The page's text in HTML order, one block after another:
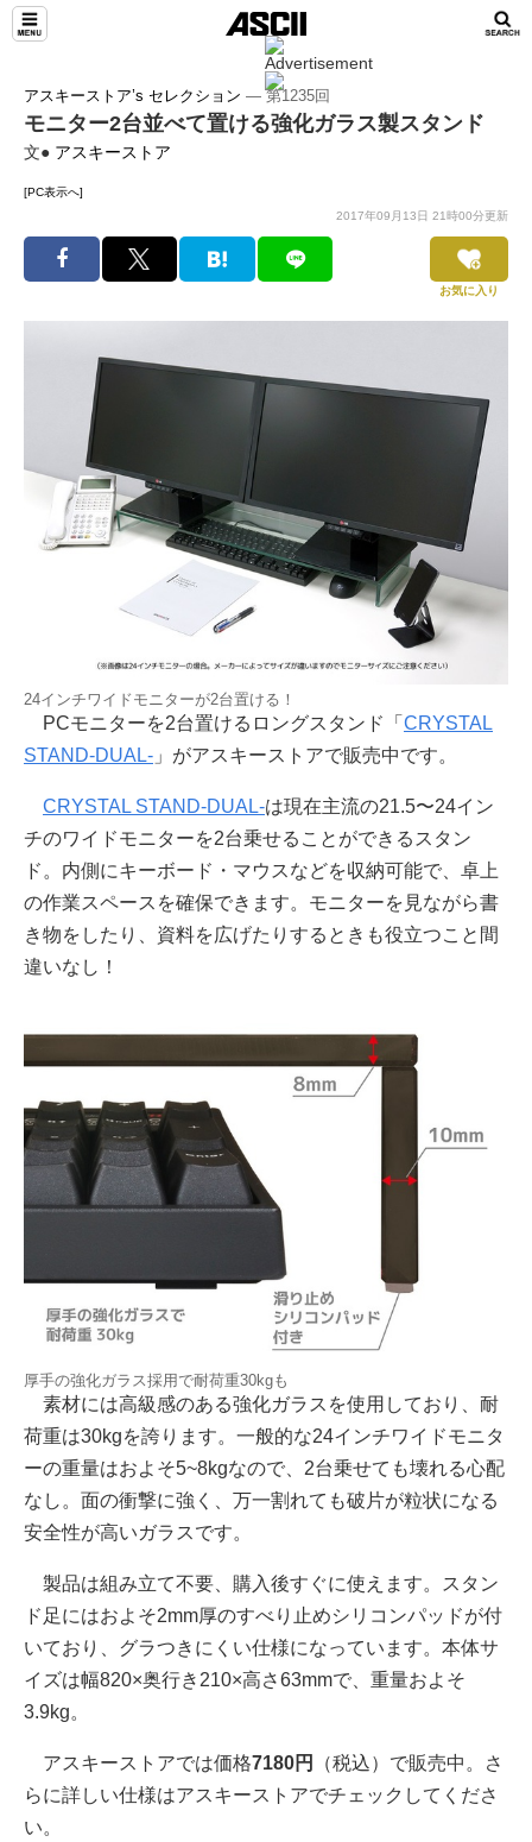
アスキーストア’s セレクション ― 第1235回
モニター2台並べて置ける強化ガラス製スタンド
文● アスキーストア
[PC表示へ]
2017年09月13日 21時00分更新
お気に入り
24インチワイドモニターが2台置ける！
PCモニターを2台置けるロングスタンド「 CRYSTAL
STAND-DUAL- 」がアスキーストアで販売中です。
CRYSTAL STAND-DUAL-は現在主流の21.5〜24イン
チのワイドモニターを2台乗せることができるスタン
ド。内側にキーボード・マウスなどを収納可能で、卓上
の作業スペースを確保できます。モニターを見ながら書
き物をしたり、資料を広げたりするときも役立つこと間
違いなし！
厚手の強化ガラス採用で耐荷重30kgも
素材には高級感のある強化ガラスを使用しており、耐
荷重は30kgを誇ります。一般的な24インチワイドモニタ
ーの重量はおよそ5~8kgなので、2台乗せても壊れる心配
なし。面の衝撃に強く、万一割れても破片が粒状になる
安全性が高いガラスです。
製品は組み立て不要、購入後すぐに使えます。スタン
ド足にはおよそ2mm厚のすべり止めシリコンパッドが付
いており、グラつきにくい仕様になっています。本体サ
イズは幅820×奥行き210×高さ63mmで、重量およそ
3.9kg。
アスキーストアでは価格7180円
（税込）で販売中。さ
らに詳しい仕様はアスキーストアでチェックしてくださ
い。